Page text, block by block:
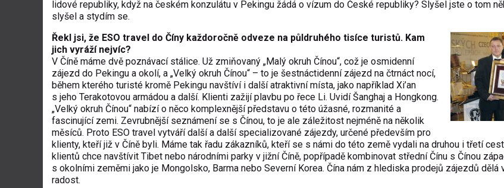
lidové republiky, když na českém konzulátu v Pekingu žádá o vízum do České republiky? Slyšel jste o tom
slyšel a stydím se.
Řekl jsi, že ESO travel do Číny každoročně odveze na půldruhého tisíce turistů. Kam
jich vyráží nejvíc?
V Číně máme dvě poznávací stálice. Už zmiňovaný „Malý okruh Čínou“, což je osmidenní
zájezd do Pekingu a okolí, a „Velký okruh Čínou“ – to je šestnáctidenní zájezd na čtrnáct nocí,
během kterého turisté kromě Pekingu navštíví i další atraktivní místa, jako například Xi’an
s jeho Terakotovou armádou a další. Klienti zažijí plavbu po řece Li. Uvidí Šanghaj a Hongkong.
„Velký okruh Čínou“ nabízí o něco komplexnější představu o této úžasné, rozmanité a
fascinující zemi. Zevrubnější seznámení se s Čínou, to je ale záležitost nejméně na několik
měsíců. Proto ESO travel vytváří další a další specializované zájezdy, určené především pro
klienty, kteří již v Číně byli. Máme tak řadu zákazníků, kteří se s námi do této země vydali na druhou i třetí
klientů chce navštívit Tibet nebo národními parky v jižní Číně, popřípadě kombinovat střední Čínu s Čínou
s okolními zeměmi jako je Mongolsko, Barma nebo Severní Korea. Čína nám z hlediska prodejů zájezdů dělá
radost.